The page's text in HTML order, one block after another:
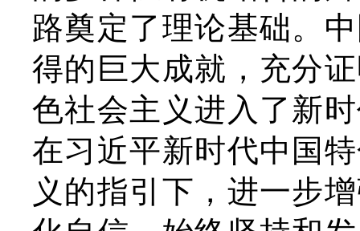
路奠定了理论基础。
得的巨大成就，充分
色社会主义进入了新
在习近平新时代中国
义的指引下，进一步